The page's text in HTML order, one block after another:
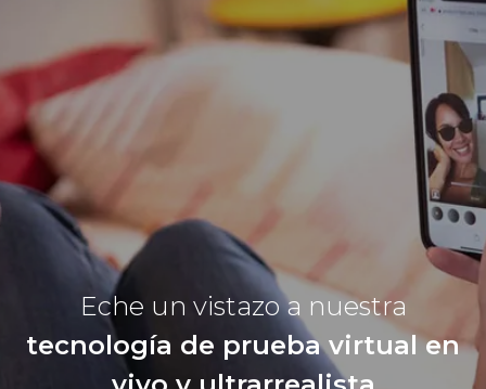
Eche un vistazo a nuestra
tecnología de prueba virtual en